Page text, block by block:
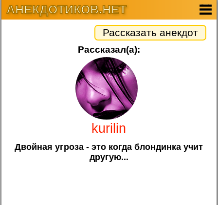
АНЕКДОТИКОВ.НЕТ
Рассказать анекдот
Рассказал(а):
kurilin
Двойная угроза - это когда блондинка учит
другую...